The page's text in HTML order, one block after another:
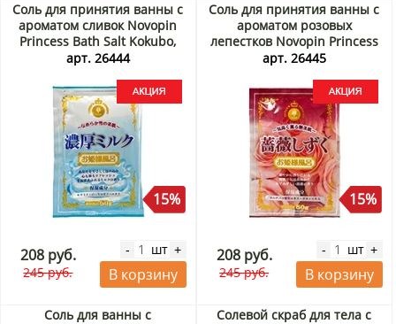
Соль для принятия ванны с
ароматом сливок Novopin
Princess Bath Salt Kokubo,
Япония, 50 г Акция
арт. 26444
15%
208 руб.
245 руб.
- шт +
В корзину
Соль для принятия ванны с
ароматом розовых
лепестков Novopin Princess
Bath Salt Kokubo, Япония, 50
арт. 26445
15%
208 руб.
245 руб.
- шт +
В корзину
Соль для ванны с
Солевой скраб для тела с